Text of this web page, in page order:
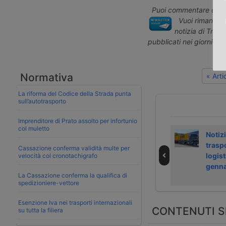
Normativa
La riforma del Codice della Strada punta
sull’autotrasporto
Imprenditore di Prato assolto per infortunio
col muletto
Cassazione conferma validità multe per
velocità col cronotachigrafo
La Cassazione conferma la qualifica di
spedizioniere-vettore
Esenzione Iva nei trasporti internazionali
su tutta la filiera
Puoi commentare
Vuoi
notizia di
pubblicati nei giorni
«
acquisizione di
P3 Logistic Parks
miliardario
CONTENUTI